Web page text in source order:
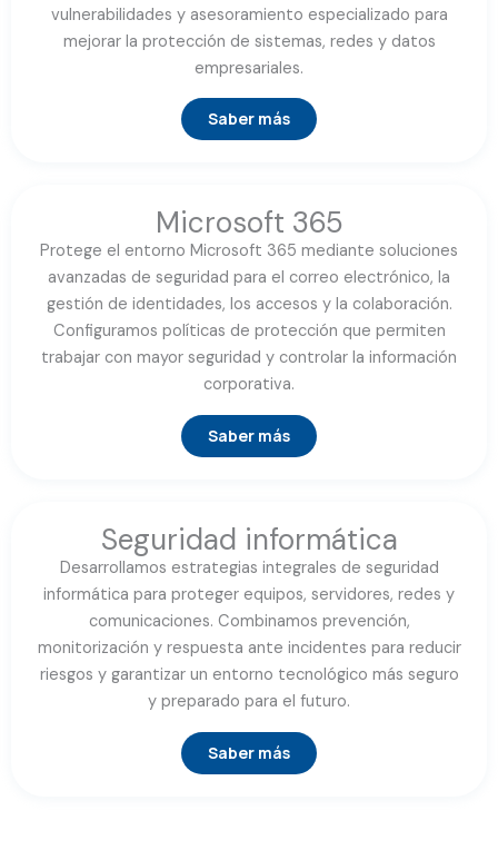
vulnerabilidades y asesoramiento especializado para
mejorar la protección de sistemas, redes y datos
empresariales.
Saber más
Microsoft 365
Protege el entorno Microsoft 365 mediante soluciones
avanzadas de seguridad para el correo electrónico, la
gestión de identidades, los accesos y la colaboración.
Configuramos políticas de protección que permiten
trabajar con mayor seguridad y controlar la información
corporativa.
Saber más
Seguridad informática
Desarrollamos estrategias integrales de seguridad
informática para proteger equipos, servidores, redes y
comunicaciones. Combinamos prevención,
monitorización y respuesta ante incidentes para reducir
riesgos y garantizar un entorno tecnológico más seguro
y preparado para el futuro.
Saber más